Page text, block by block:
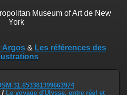
Museum of Art de New
York
Argos & Les références des
31.653381399663974
/ Le voyage d'Ulysse, entre réel et